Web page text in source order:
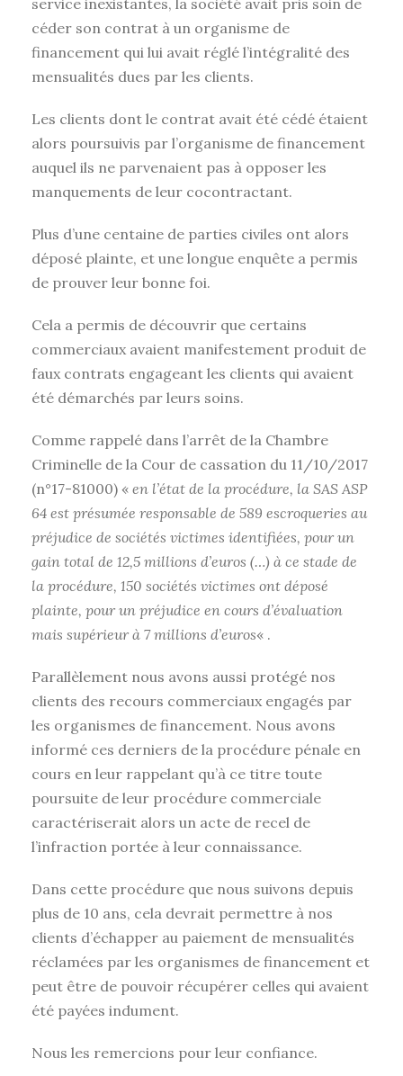
service inexistantes, la société avait pris soin de
céder son contrat à un organisme de
financement qui lui avait réglé l’intégralité des
mensualités dues par les clients.
Les clients dont le contrat avait été cédé étaient
alors poursuivis par l’organisme de financement
auquel ils ne parvenaient pas à opposer les
manquements de leur cocontractant.
Plus d’une centaine de parties civiles ont alors
déposé plainte, et une longue enquête a permis
de prouver leur bonne foi.
Cela a permis de découvrir que certains
commerciaux avaient manifestement produit de
faux contrats engageant les clients qui avaient
été démarchés par leurs soins.
Comme rappelé dans l’arrêt de la Chambre
Criminelle de la Cour de cassation du 11/10/2017
(n°17-81000) « en l’état de la procédure, la SAS ASP
64 est présumée responsable de 589 escroqueries au
préjudice de sociétés victimes identifiées, pour un
gain total de 12,5 millions d’euros (…) à ce stade de
la procédure, 150 sociétés victimes ont déposé
plainte, pour un préjudice en cours d’évaluation
mais supérieur à 7 millions d’euros« .
Parallèlement nous avons aussi protégé nos
clients des recours commerciaux engagés par
les organismes de financement. Nous avons
informé ces derniers de la procédure pénale en
cours en leur rappelant qu’à ce titre toute
poursuite de leur procédure commerciale
caractériserait alors un acte de recel de
l’infraction portée à leur connaissance.
Dans cette procédure que nous suivons depuis
plus de 10 ans, cela devrait permettre à nos
clients d’échapper au paiement de mensualités
réclamées par les organismes de financement et
peut être de pouvoir récupérer celles qui avaient
été payées indument.
Nous les remercions pour leur confiance.